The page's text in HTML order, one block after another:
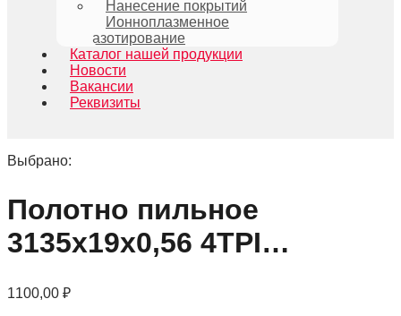
Нанесение покрытий
Ионноплазменное
азотирование
Каталог нашей продукции
Новости
Вакансии
Реквизиты
Выбрано:
Полотно пильное
3135х19х0,56 4TPI…
1100,00 ₽